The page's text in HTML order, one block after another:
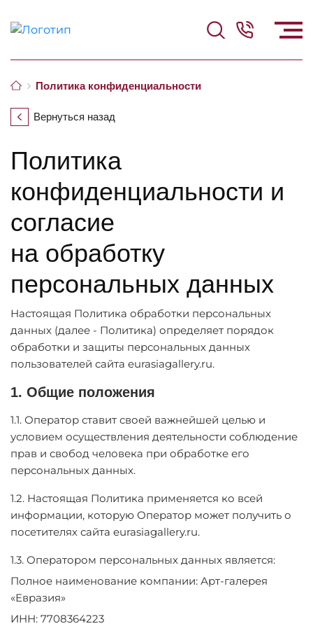
Политика конфиденциальности
Политика
конфиденциальности и
согласие
на обработку
персональных данных
Вернуться назад
Настоящая Политика обработки персональных
данных (далее - Политика) определяет порядок
обработки и защиты персональных данных
пользователей сайта eurasiagallery.ru.
1. Общие положения
1.1. Оператор ставит своей важнейшей целью и
условием осуществления деятельности соблюдение
прав и свобод человека при обработке его
персональных данных.
1.2. Настоящая Политика применяется ко всей
информации, которую Оператор может получить о
посетителях сайта eurasiagallery.ru.
1.3. Оператором персональных данных является:
Полное наименование компании: Арт-галерея
«Евразия»
ИНН: 7708364223